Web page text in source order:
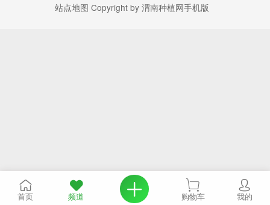
站点地图 Copyright by 渭南种植网手机版
首页 频道 购物车 我的